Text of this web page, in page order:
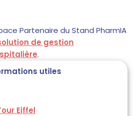
Partenaire du Stand PharmIA
de gestion
.
utiles
Eiffel